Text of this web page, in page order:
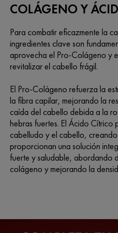
COLÁGENO Y
Para combatir eficazmente la
ingredientes clave son
aprovecha el Pro-Colágeno y
revitalizar el cabello frágil.
El Pro-Colágeno refuerza la
la fibra capilar, mejorando la
caída del cabello debida a la
hebras fuertes. El Ácido Cítrico
cabelludo y el cabello,
proporcionan una solución
fuerte y saludable, abordando
colágeno y mejorando la